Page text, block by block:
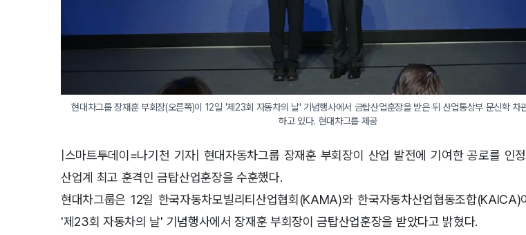
현대차그룹 장재훈 부회장(오른쪽)이 12일 '제23회 자동차의 날' 기념행사에서 금탑산업훈장을 받은 뒤 산업통상부 문신학 차
하고 있다. 현대차그룹 제공
|스마트투데이=나기천 기자| 현대자동차그룹 장재훈 부회장이 산업 발전에 기여한 공로를 인
산업계 최고 훈격인 금탑산업훈장을 수훈했다.
현대차그룹은 12일 한국자동차모빌리티산업협회(KAMA)와 한국자동차산업협동조합(KAICA)
'제23회 자동차의 날' 기념행사에서 장재훈 부회장이 금탑산업훈장을 받았다고 밝혔다.